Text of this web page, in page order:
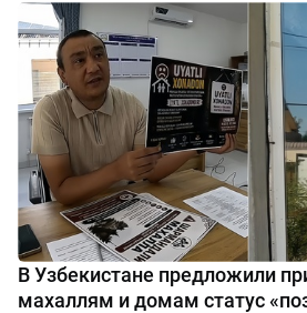
В Узбекистане предложили
махаллям и домам статус